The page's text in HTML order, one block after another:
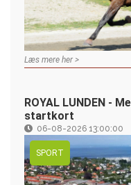
Læs mere her >
ROYAL LUNDEN -
startkort
06-08-2026 13:00:00
SPORT